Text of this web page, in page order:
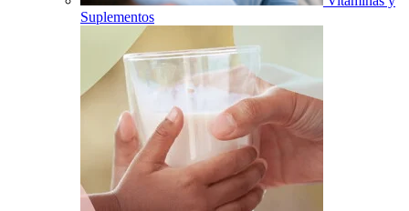
Suplementos